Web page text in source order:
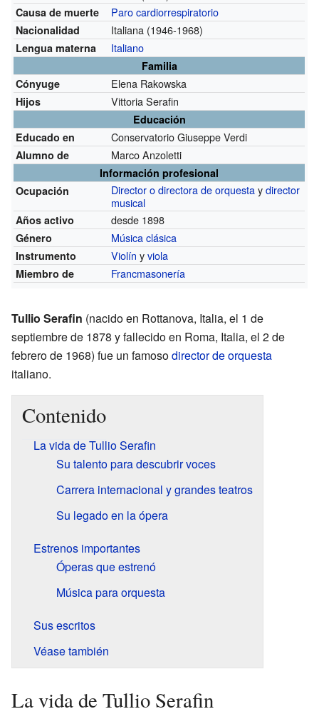
Causa de muerte Paro cardiorrespiratorio
Nacionalidad Italiana (1946-1968)
Lengua materna Italiano
Familia
Cónyuge
Elena Rakowska
Hijos Vittoria Serafin
Educación
Educado en
Conservatorio Giuseppe Verdi
Alumno de Marco Anzoletti
Información profesional
Ocupación
Director o directora de orquestaydirector
musical
Años activo desde 1898
Género Música clásica
Instrumento Violín yviola
Miembro de Francmasonería
Tullio Serafin (nacido en Rottanova, Italia, el 1 de
septiembre de 1878 y fallecido en Roma, Italia, el 2 de
febrero de 1968) fue un famosodirector de orquesta
italiano.
Contenido
La vida de Tullio Serafin
Su talento para descubrir voces
Carrera internacional y grandes teatros
Su legado en la ópera
Estrenos importantes
Óperas que estrenó
Música para orquesta
Sus escritos
Véase también
La vida de Tullio Serafin